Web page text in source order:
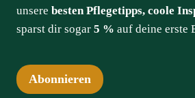
unsere besten Pflegetipps, coole
sparst dir sogar 5 % auf deine erste
Abonnieren